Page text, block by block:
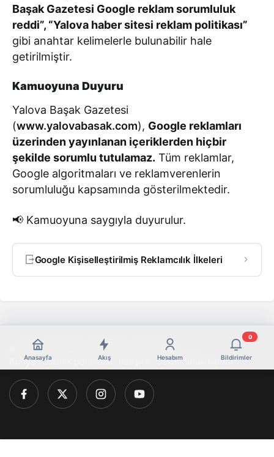
Başak Gazetesi Google reklam sorumluluk
reddi”, “Yalova haber sitesi reklam politikası”
gibi anahtar kelimelerle bulunabilir hale
getirilmiştir.
Kamuoyuna Duyuru
Yalova Başak Gazetesi
(www.yalovabasak.com), Google reklamları
üzerinden yayınlanan içeriklerden hiçbir
şekilde sorumlu tutulamaz. Tüm reklamlar,
Google algoritmaları ve reklamverenlerin
sorumluluğu kapsamında gösterilmektedir.
📢 Kamuoyuna saygıyla duyurulur.
Google Kişiselleştirilmiş Reklamcılık İlkeleri
Anasayfa Akış Hesabım Bildirimler
0
© Telif Hakkı 2026, Tüm Hakları Saklıdır
Künye Gizlilik politikası Sorumluluk Reddi